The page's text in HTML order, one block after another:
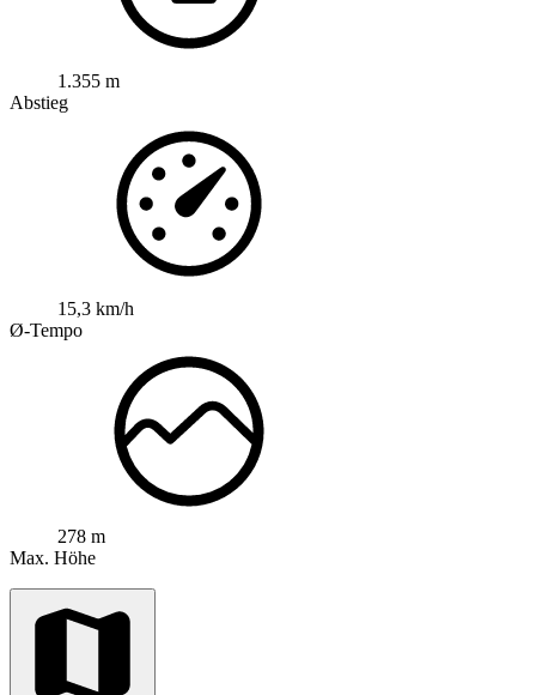
1.355 m
Abstieg
15,3 km/h
Ø-Tempo
278 m
Max. Höhe